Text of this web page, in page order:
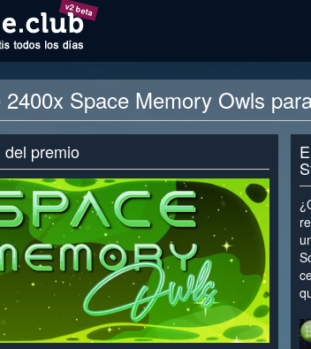
v2 beta
Space Memory Owls
del premio